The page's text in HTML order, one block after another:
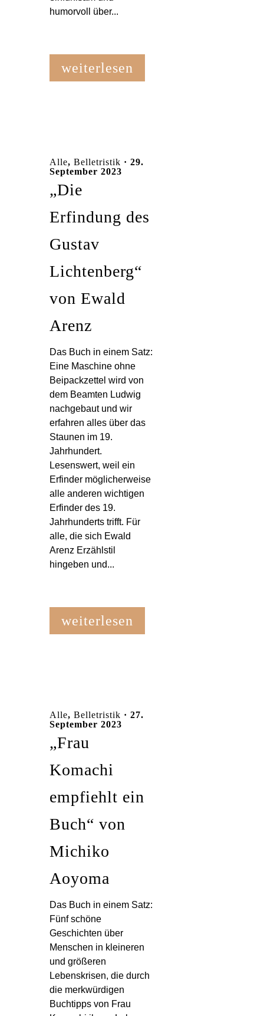
humorvoll über...
weiterlesen
Alle, Belletristik · 29.
September 2023
„Die
Erfindung des
Gustav
Lichtenberg“
von Ewald
Arenz
Das Buch in einem Satz:
Eine Maschine ohne
Beipackzettel wird von
dem Beamten Ludwig
nachgebaut und wir
erfahren alles über das
Staunen im 19.
Jahrhundert.
Lesenswert, weil ein
Erfinder möglicherweise
alle anderen wichtigen
Erfinder des 19.
Jahrhunderts trifft. Für
alle, die sich Ewald
Arenz Erzählstil
hingeben und...
weiterlesen
Alle, Belletristik · 27.
September 2023
„Frau
Komachi
empfiehlt ein
Buch“ von
Michiko
Aoyoma
Das Buch in einem Satz:
Fünf schöne
Geschichten über
Menschen in kleineren
und größeren
Lebenskrisen, die durch
die merkwürdigen
Buchtipps von Frau